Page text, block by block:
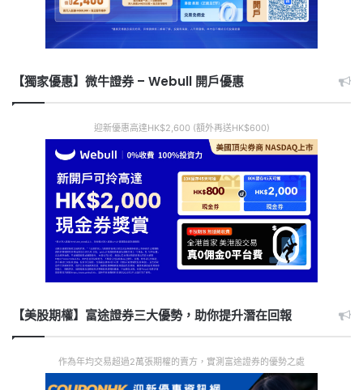
【獨家優惠】微牛證券 – Webull 開戶優惠
迎新優惠高達HK$2,600 (額外再送HK$600)
【美股期權】富途證券三大優勢，助你提升潛在回報
作為年均交易超過2萬張期權的賣方，實測富途證券的優勢之處